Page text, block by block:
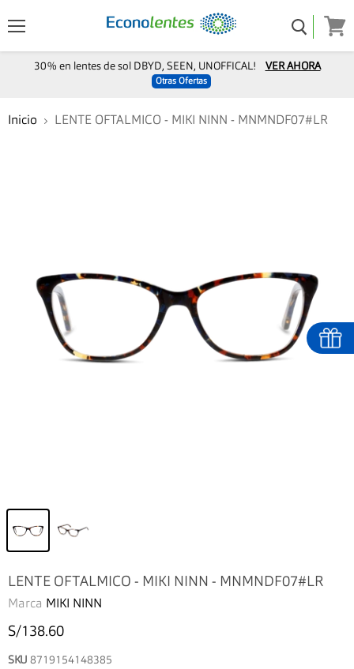
30% en lentes de sol DBYD, SEEN, UNOFFICAL! VER AHORA
Otras Ofertas
Inicio LENTE OFTALMICO - MIKI NINN - MNMNDF07#LR
LENTE OFTALMICO - MIKI NINN - MNMNDF07#LR
Marca MIKI NINN
S/138.60
SKU 8719154148385